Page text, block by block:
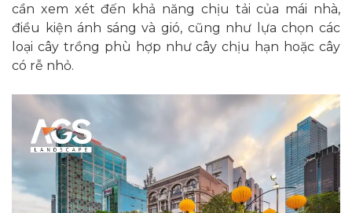
cần xem xét đến khả năng chịu tải của mái nhà,
điều kiện ánh sáng và gió, cũng như lựa chọn các
loại cây trồng phù hợp như cây chịu hạn hoặc cây
có rễ nhỏ.